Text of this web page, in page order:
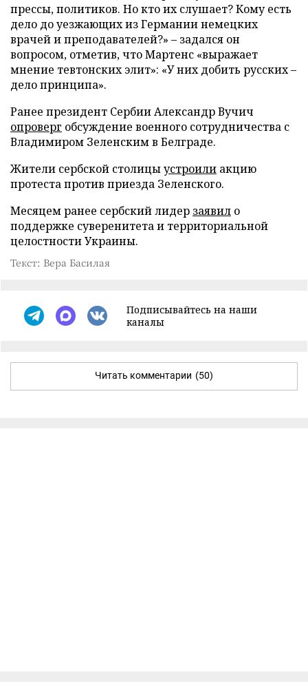
прессы, политиков. Но кто их слушает? Кому есть
дело до уезжающих из Германии немецких
врачей и преподавателей?» – задался он
вопросом, отметив, что Мартенс «выражает
мнение тевтонских элит»: «У них добить русских –
дело принципа».
Ранее президент Сербии Александр Вучич
опроверг обсуждение военного сотрудничества с
Владимиром Зеленским в Белграде.
Жители сербской столицыустроили акцию
протеста против приезда Зеленского.
Месяцем ранее сербский лидер заявил о
поддержке суверенитета и территориальной
целостности Украины.
Текст: Вера Басилая
Подписывайтесь на наши
каналы
Читать комментарии (50)